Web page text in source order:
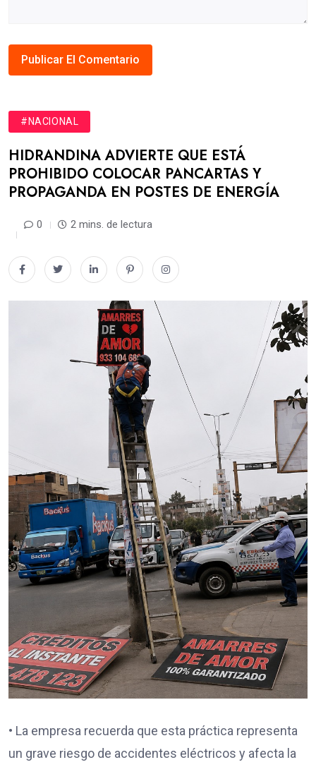
#NACIONAL
HIDRANDINA ADVIERTE QUE ESTÁ
PROHIBIDO COLOCAR PANCARTAS Y
PROPAGANDA EN POSTES DE ENERGÍA
0 2 mins. de lectura
• La empresa recuerda que esta práctica representa
un grave riesgo de accidentes eléctricos y afecta la